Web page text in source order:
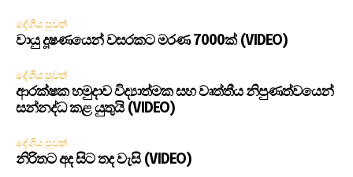
දේශීය පුවත්
වායු දූෂණයෙන් වසරකට මරණ 7000ක් (VIDEO)
දේශීය පුවත්
ආරක්ෂක හමුදාව විද්‍යාත්මක සහ වෘත්තීය නිපුණත්වයෙන්
සන්නද්ධ කළ යුතුයි (VIDEO)
දේශීය පුවත්
නිරිතට අද සිට තද වැසි (VIDEO)